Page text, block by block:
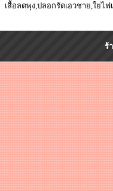
เสื้อลดพุง,ปลอกรัดเอวชาย,ใยไ
ร้